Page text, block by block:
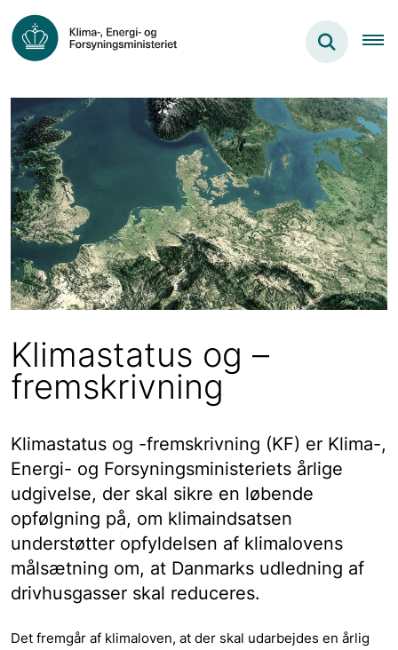
Klimastatus og –
fremskrivning
Klimastatus og -fremskrivning (KF) er Klima-,
Energi- og Forsyningsministeriets årlige
udgivelse, der skal sikre en løbende
opfølgning på, om klimaindsatsen
understøtter opfyldelsen af klimalovens
målsætning om, at Danmarks udledning af
drivhusgasser skal reduceres.
Det fremgår af klimaloven, at der skal udarbejdes en årlig